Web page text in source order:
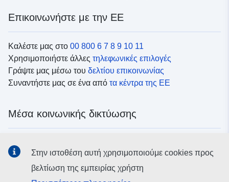
Επικοινωνήστε με την ΕΕ
Καλέστε μας στο 00 800 6 7 8 9 10 11
Χρησιμοποιήστε άλλες τηλεφωνικές επιλογές
Γράψτε μας μέσω του δελτίου επικοινωνίας
Συναντήστε μας σε ένα από τα κέντρα της ΕΕ
Μέσα κοινωνικής δικτύωσης
δικτύωσηςΣτην ιστοθέση αυτή χρησιμοποιούμε cookies προς
βελτίωση της εμπειρίας χρήστη